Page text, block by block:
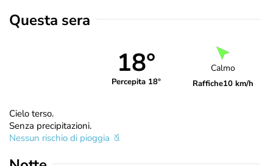
Questa sera
18°
Percepita 18°
Calmo
Raffiche10 km/h
Cielo terso.
Senza precipitazioni.
Nessun rischio di pioggia